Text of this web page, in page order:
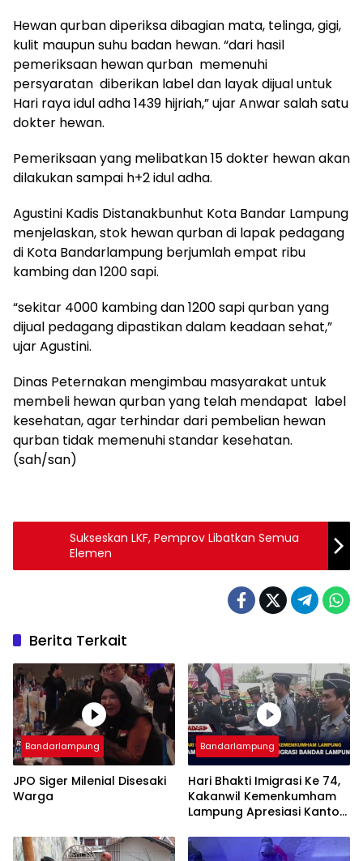
Hewan qurban diperiksa dibagian mata, telinga, gigi,
kulit maupun suhu badan hewan. “dari hasil
pemeriksaan hewan qurban memenuhi
persyaratan diberikan label dan layak dijual untuk
Hari raya idul adha 1439 hijriah,” ujar Anwar salah satu
dokter hewan.
Pemeriksaan yang melibatkan 15 dokter hewan akan
dilakukan sampai h+2 idul adha.
Agustini Kadis Distanakbunhut Kota Bandar Lampung
menjelaskan, stok hewan qurban di lapak pedagang
di Kota Bandarlampung berjumlah empat ribu
kambing dan 1200 sapi.
“sekitar 4000 kambing dan 1200 sapi qurban yang
dijual pedagang dipastikan dalam keadaan sehat,”
ujar Agustini.
Dinas Peternakan mengimbau masyarakat untuk
membeli hewan qurban yang telah mendapat label
kesehatan, agar terhindar dari pembelian hewan
qurban tidak memenuhi standar kesehatan.
(sah/san)
Sukseskan LKF, Pemprov Libatkan Semua
Elemen
Berita Terkait
Bandarlampung
JPO Siger Milenial Disesaki
Warga
Bandarlampung
Hari Bhakti Imigrasi Ke 74,
Kakanwil Kemenkumham
Lampung Apresiasi Kantor